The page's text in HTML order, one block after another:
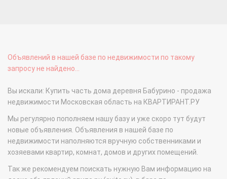
Объявлений в нашей базе по недвижимости по такому
запросу не найдено...
Вы искали: Купить часть дома деревня Бабурино - продажа
недвижимости Московская область на КВАРТИРАНТ.РУ
Мы регулярно пополняем нашу базу и уже скоро тут будут
новые объявления. Объявления в нашей базе по
недвижимости наполняются вручную собственниками и
хозяевами квартир, комнат, домов и других помещений.
Так же рекомендуем поискать нужную Вам информацию на